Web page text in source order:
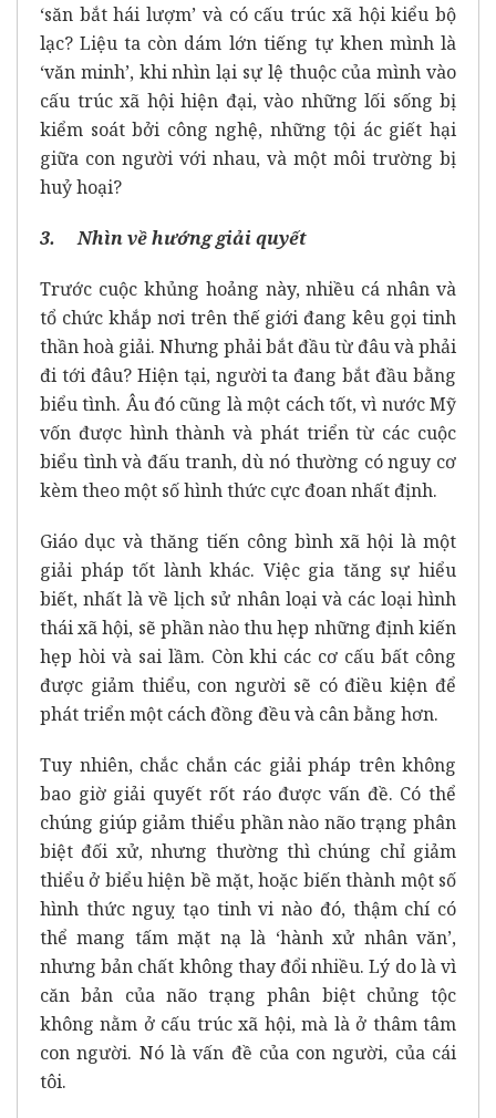
‘săn bắt hái lượm’ và có cấu trúc xã hội kiểu bộ
lạc? Liệu ta còn dám lớn tiếng tự khen mình là
‘văn minh’, khi nhìn lại sự lệ thuộc của mình vào
cấu trúc xã hội hiện đại, vào những lối sống bị
kiểm soát bởi công nghệ, những tội ác giết hại
giữa con người với nhau, và một môi trường bị
huỷ hoại?
3. Nhìn về hướng giải quyết
Trước cuộc khủng hoảng này, nhiều cá nhân và
tổ chức khắp nơi trên thế giới đang kêu gọi tinh
thần hoà giải. Nhưng phải bắt đầu từ đâu và phải
đi tới đâu? Hiện tại, người ta đang bắt đầu bằng
biểu tình. Âu đó cũng là một cách tốt, vì nước Mỹ
vốn được hình thành và phát triển từ các cuộc
biểu tình và đấu tranh, dù nó thường có nguy cơ
kèm theo một số hình thức cực đoan nhất định.
Giáo dục và thăng tiến công bình xã hội là một
giải pháp tốt lành khác. Việc gia tăng sự hiểu
biết, nhất là về lịch sử nhân loại và các loại hình
thái xã hội, sẽ phần nào thu hẹp những định kiến
hẹp hòi và sai lầm. Còn khi các cơ cấu bất công
được giảm thiểu, con người sẽ có điều kiện để
phát triển một cách đồng đều và cân bằng hơn.
Tuy nhiên, chắc chắn các giải pháp trên không
bao giờ giải quyết rốt ráo được vấn đề. Có thể
chúng giúp giảm thiểu phần nào não trạng phân
biệt đối xử, nhưng thường thì chúng chỉ giảm
thiểu ở biểu hiện bề mặt, hoặc biến thành một số
hình thức nguỵ tạo tinh vi nào đó, thậm chí có
thể mang tấm mặt nạ là ‘hành xử nhân văn’,
nhưng bản chất không thay đổi nhiều. Lý do là vì
căn bản của não trạng phân biệt chủng tộc
không nằm ở cấu trúc xã hội, mà là ở thâm tâm
con người. Nó là vấn đề của con người, của cái
tôi.